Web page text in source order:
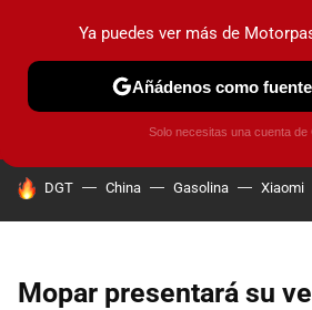
PRUEBAS COCHES ELÉCTRICOS
HOY SE HABLA DE
DGT China Gasolina Xiaomi
Mopar presentará su
Ya puedes ver más de
Añádenos como
Solo necesitas una cuenta de